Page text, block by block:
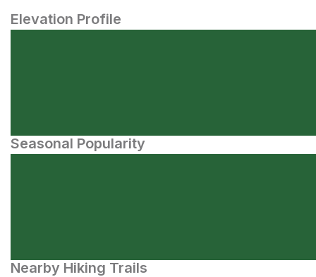
Elevation Profile
Seasonal Popularity
Nearby Hiking Trails